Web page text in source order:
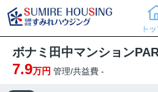
ボナミ田中マンション
7.9万円 管理/共益費 -